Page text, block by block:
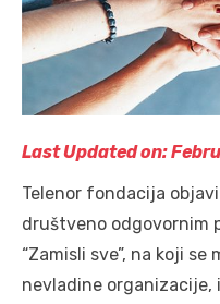
Last Updated on:
Telenor fondacija
društveno odgovornim
“Zamisli sve”, na koji
nevladine